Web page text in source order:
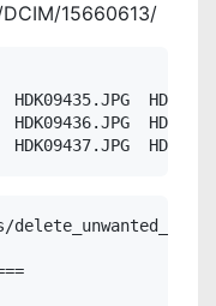
15660613/
HDK09435.JPG
HDK09436.JPG
HDK09437.JPG